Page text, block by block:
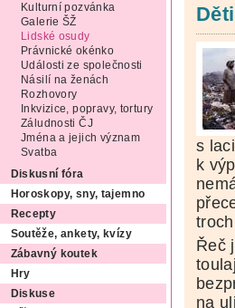
Kulturní pozvánka
Galerie ŠŽ
Lidské osudy
Právnické okénko
Události ze společnosti
Násilí na ženách
Rozhovory
Inkvizice, popravy, tortury
Záludnosti ČJ
Jména a jejich význam
Svatba
Diskusní fóra
Horoskopy, sny, tajemno
Recepty
Soutěže, ankety, kvízy
Zábavný koutek
Hry
Diskuse
s
k
Řeč
na